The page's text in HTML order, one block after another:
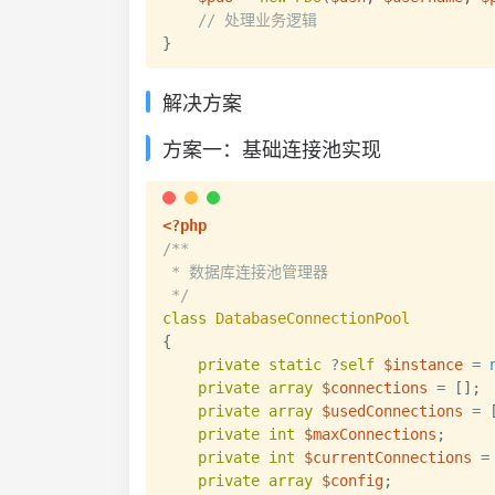
// 处理业务逻辑
}
解决方案
方案一：基础连接池实现
<?php
/**
* 数据库连接池管理器
*/
class
DatabaseConnectionPool
{
private static ?self $instance =
private array $connections = [ ] ;
private array $usedConnections = [
private int $maxConnections ;
private int $currentConnections =
private array $config;